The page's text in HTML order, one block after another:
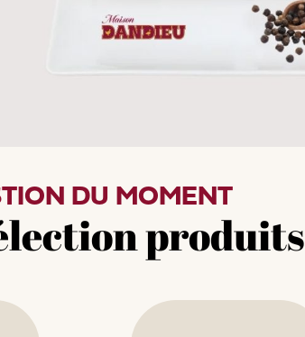
DU MOMENT
produits